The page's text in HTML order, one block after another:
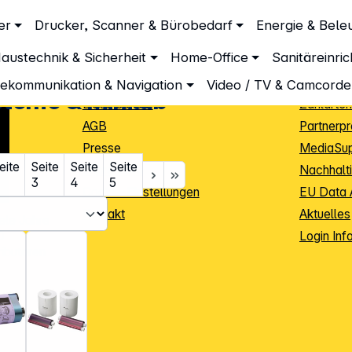
Drucker, Scanner & Bürobedarf Energie &
& Sicherheit Home-Office
& Navigation Video / TV &
& Minilab
Seite
3
Seite
4
Seite
5
Unsere Leistungen
Beratung
Datenschutz
AGB
Presse
Impressum
Cookie-Einstellungen
Kontakt
Info
Zahlarten
EU Data
Aktuelles
Login